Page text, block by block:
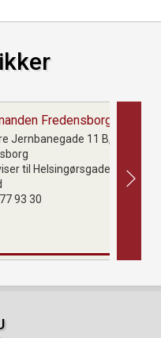
Fredensborg
11 B, 3480
Helsingørsgade 35, 3400
30